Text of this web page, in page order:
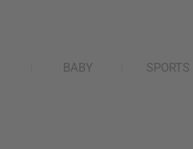
BABY SPORTS